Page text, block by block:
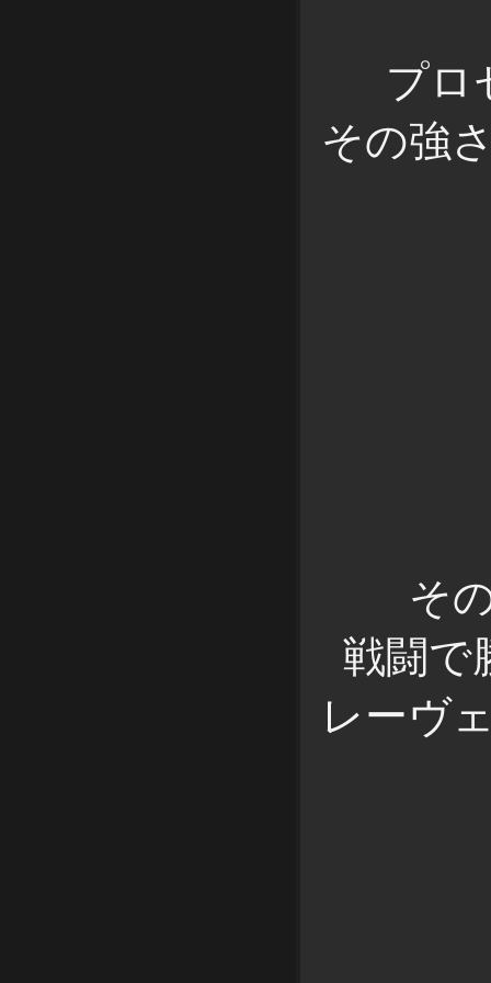
プロ
その強
そ
戦闘で
レーヴ